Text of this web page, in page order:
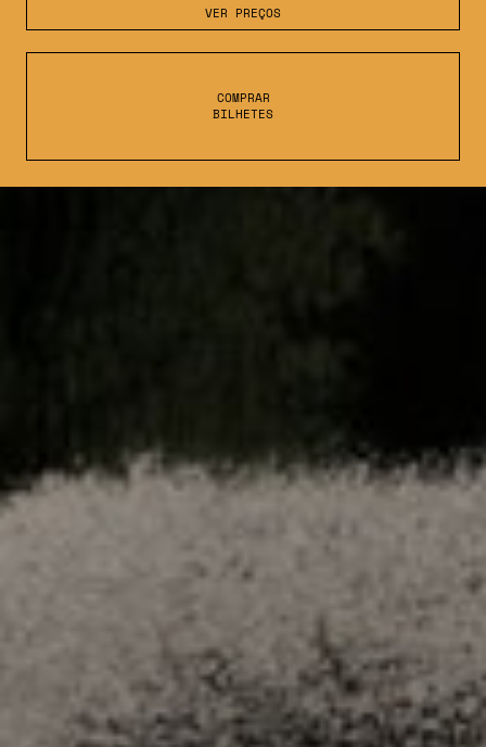
VER PREÇOS
COMPRAR
BILHETES